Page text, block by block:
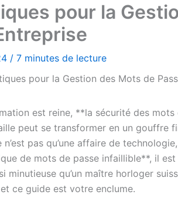
pour la
/ 7 minutes de lecture
pour la Gestion des Mots de
est reine, **la sécurité des
peut se transformer en un gouffre
pas qu’une affaire de
de mots de passe infaillible**, il
qu’un maître horloger
ce guide est votre enclume.